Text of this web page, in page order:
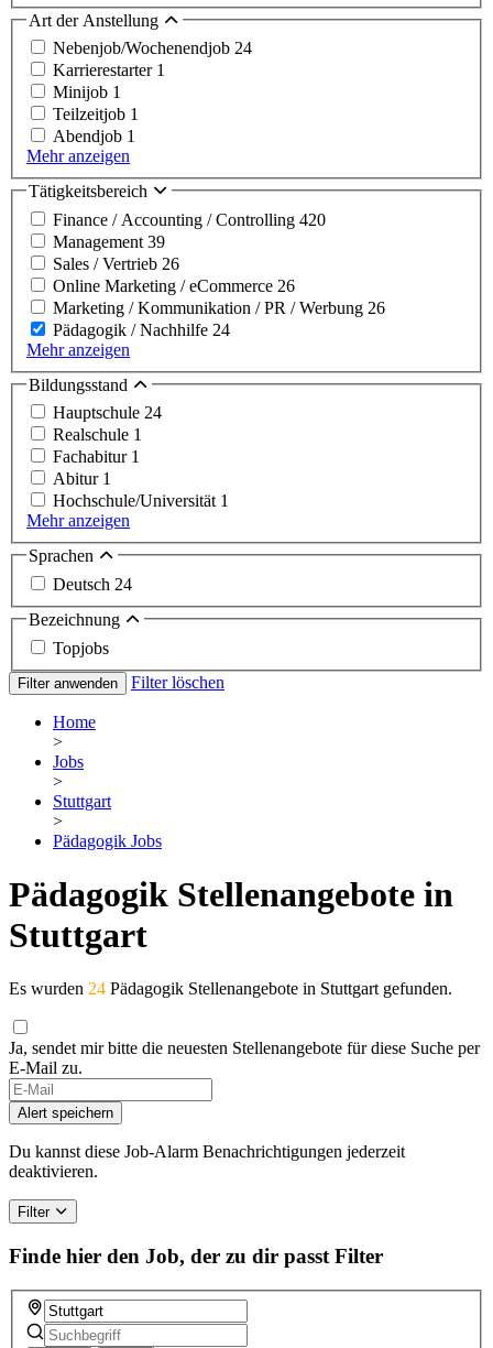
Art der Anstellung
Nebenjob/Wochenendjob 24
Karrierestarter 1
Minijob 1
Teilzeitjob 1
Abendjob 1
Mehr anzeigen
Tätigkeitsbereich
Finance / Accounting / Controlling 420
Management 39
Sales / Vertrieb 26
Online Marketing / eCommerce 26
Marketing / Kommunikation / PR / Werbung 26
Pädagogik / Nachhilfe 24
Mehr anzeigen
Bildungsstand
Hauptschule 24
Realschule 1
Fachabitur 1
Abitur 1
Hochschule/Universität 1
Mehr anzeigen
Sprachen
Deutsch 24
Bezeichnung
Topjobs
Filter anwenden Filter löschen
Home
>
Jobs
>
Stuttgart
>
Pädagogik Jobs
Pädagogik Stellenangebote in
Stuttgart
Es wurden 24 Pädagogik Stellenangebote in Stuttgart gefunden.
Ja, sendet mir bitte die neuesten Stellenangebote für diese Suche per
E-Mail zu.
If
you
are
a
human,
this
field
Alert speichern
Du kannst diese Job-Alarm Benachrichtigungen jederzeit
deaktivieren.
Filter
Finde hier den Job, der zu dir passt Filter